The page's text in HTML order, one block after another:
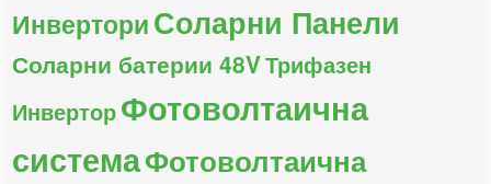
ИнверториСоларни Панели
Соларни батерии 48VТрифазен
ИнверторФотоволтаична
системаФотоволтаична